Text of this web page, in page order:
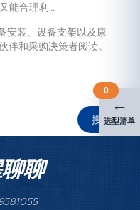
能合理利…
安装、设备支架以及康
伴和采购决策者阅读。
搜索
聊
←
选型清单
0